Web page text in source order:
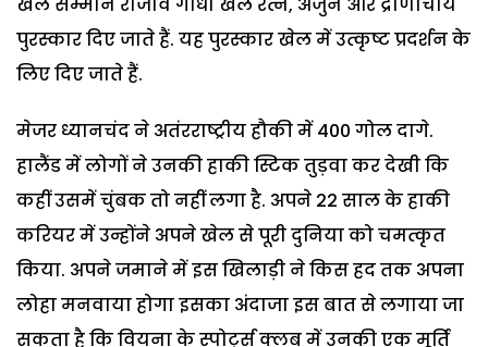
पुरस्कार दिए जाते हैं. यह पुरस्कार खेल में उत्कृष्ट प्रदर्शन के
लिए दिए जाते हैं.
मेजर ध्यानचंद ने अतंरराष्ट्रीय हौकी में 400 गोल दागे.
हालैंड में लोगों ने उनकी हाकी स्टिक तुड़वा कर देखी कि
कहीं उसमें चुंबक तो नहीं लगा है. अपने 22 साल के हाकी
करियर में उन्होंने अपने खेल से पूरी दुनिया को चमत्कृत
किया. अपने जमाने में इस खिलाड़ी ने किस हद तक अपना
लोहा मनवाया होगा इसका अंदाजा इस बात से लगाया जा
सकता है कि वियना के स्पोर्ट्स क्लब में उनकी एक मूर्ति